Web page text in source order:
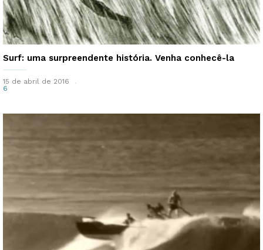
Surf: uma surpreendente história. Venha conhecê-la
15 de abril de 2016
6